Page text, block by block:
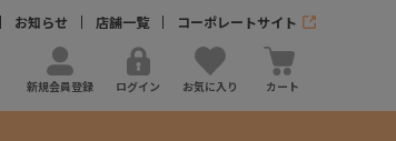
お知らせ 店舗一覧 コーポレートサイト
新規会員登録 ログイン お気に入り カート